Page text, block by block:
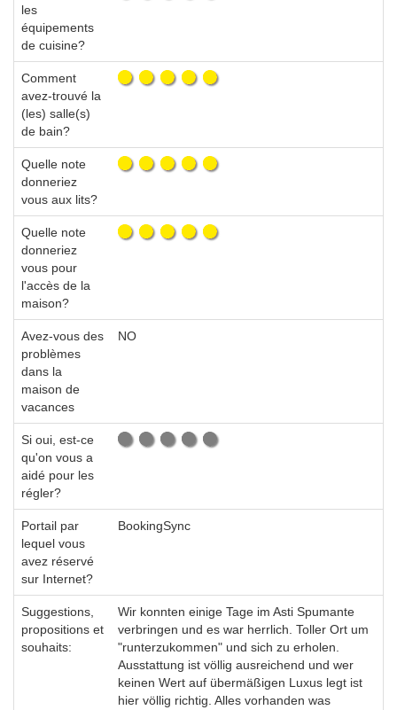
les
équipements
de cuisine?
Comment
avez-trouvé la
(les) salle(s)
de bain?
Quelle note
donneriez
vous aux lits?
Quelle note
donneriez
vous pour
l'accès de la
maison?
Avez-vous des
problèmes
dans la
maison de
vacances
NO
Si oui, est-ce
qu'on vous a
aidé pour les
régler?
Portail par
lequel vous
avez réservé
sur Internet?
BookingSync
Suggestions,
propositions et
souhaits:
Wir konnten einige Tage im Asti Spumante
verbringen und es war herrlich. Toller Ort um
"runterzukommen" und sich zu erholen.
Ausstattung ist völlig ausreichend und wer
keinen Wert auf übermäßigen Luxus legt ist
hier völlig richtig. Alles vorhanden was